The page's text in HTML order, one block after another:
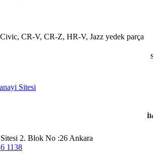
CR-V, CR-Z, HR-V, Jazz yedek parça
Sitesi
İletişim
Sitesi 2. Blok No :26 Ankara
1138